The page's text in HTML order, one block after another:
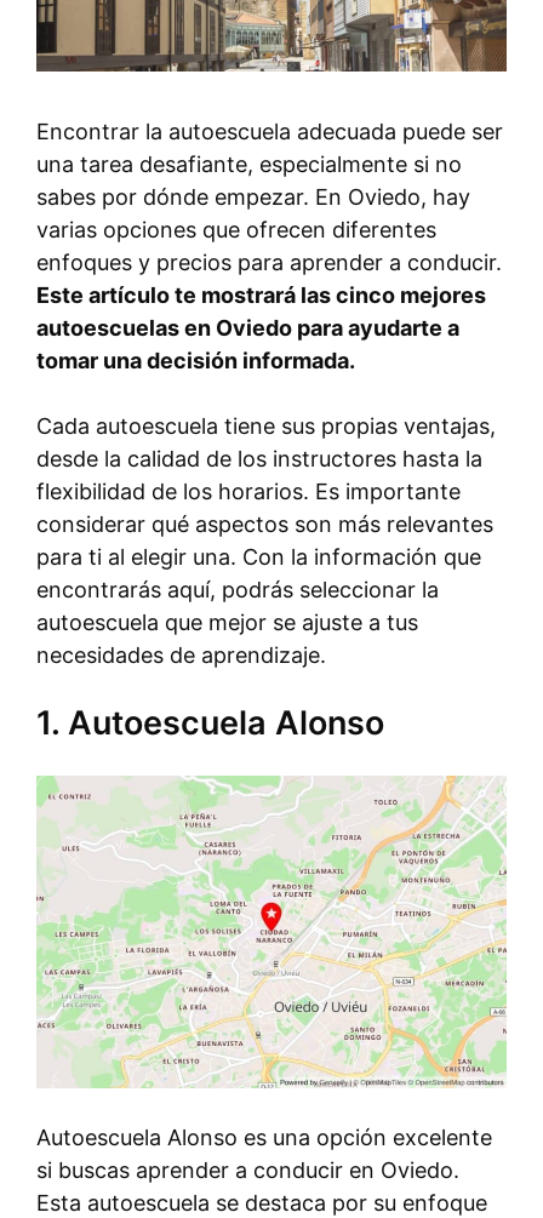
Encontrar la autoescuela adecuada puede ser
una tarea desafiante, especialmente si no
sabes por dónde empezar. En Oviedo, hay
varias opciones que ofrecen diferentes
enfoques y precios para aprender a conducir.
Este artículo te mostrará las cinco mejores
autoescuelas en Oviedo para ayudarte a
tomar una decisión informada.
Cada autoescuela tiene sus propias ventajas,
desde la calidad de los instructores hasta la
flexibilidad de los horarios. Es importante
considerar qué aspectos son más relevantes
para ti al elegir una. Con la información que
encontrarás aquí, podrás seleccionar la
autoescuela que mejor se ajuste a tus
necesidades de aprendizaje.
1. Autoescuela Alonso
Autoescuela Alonso es una opción excelente
si buscas aprender a conducir en Oviedo.
Esta autoescuela se destaca por su enfoque